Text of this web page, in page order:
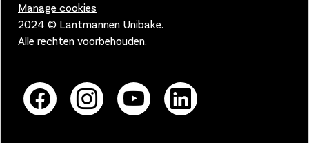
Manage cookies
2024 © Lantmannen Unibake.
Alle rechten voorbehouden.